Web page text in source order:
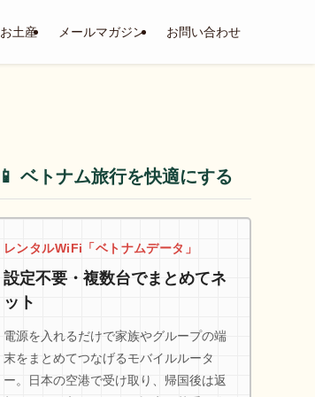
お土産 メールマガジン お問い合わせ
📱 ベトナム旅行を快適にする
レンタルWiFi「ベトナムデータ」
設定不要・複数台でまとめてネ
ット
電源を入れるだけで家族やグループの端
末をまとめてつなげるモバイルルータ
ー。日本の空港で受け取り、帰国後は返